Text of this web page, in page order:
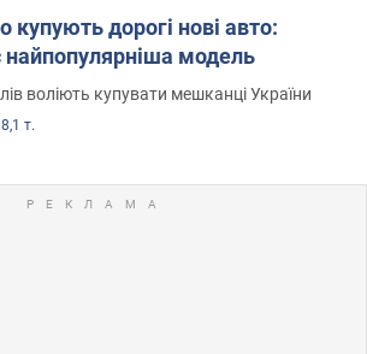
купують дорогі нові авто:
найпопулярніша модель
воліють купувати мешканці України
т.